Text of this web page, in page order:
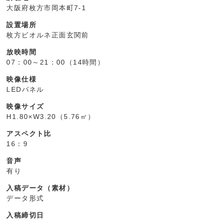
大阪府枚方市岡本町7-1
設置場所
枚方ビオルネ正面玄関前
放映時間
07：00～21：00（14時間）
映像仕様
LEDパネル
映像サイズ
H1.80×W3.20（5.76㎡）
アスペクト比
16：9
音声
有り
入稿データ（素材）
データ形式
入稿締切日